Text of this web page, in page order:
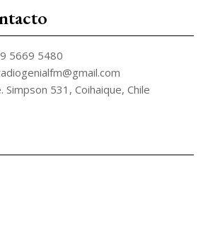
5669 5480
Simpson 531, Coihaique, Chile